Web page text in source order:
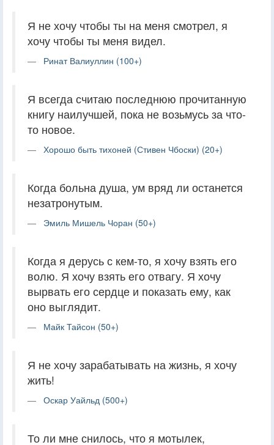
Я не хочу чтобы ты на меня смотрел, я
хочу чтобы ты меня видел.
Ринат Валиуллин (100+)
Я всегда считаю последнюю прочитанную
книгу наилучшей, пока не возьмусь за что-
то новое.
Хорошо быть тихоней (Стивен Чбоски) (20+)
Когда больна душа, ум вряд ли останется
незатронутым.
Эмиль Мишель Чоран (50+)
Когда я дерусь с кем-то, я хочу взять его
волю. Я хочу взять его отвагу. Я хочу
вырвать его сердце и показать ему, как
оно выглядит.
Майк Тайсон (50+)
Я не хочу зарабатывать на жизнь, я хочу
жить!
Оскар Уайльд (500+)
То ли мне снилось, что я мотылек,